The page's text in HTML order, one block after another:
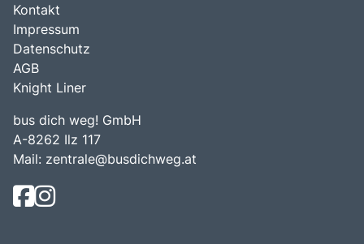
Kontakt
Impressum
Datenschutz
AGB
Knight Liner
bus dich weg! GmbH
A-8262 Ilz 117
Mail: zentrale@busdichweg.at